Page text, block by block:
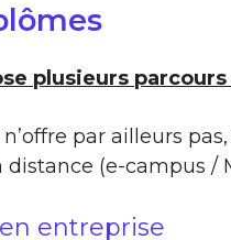
plusieurs
par ailleurs
(e-campus /
entreprise